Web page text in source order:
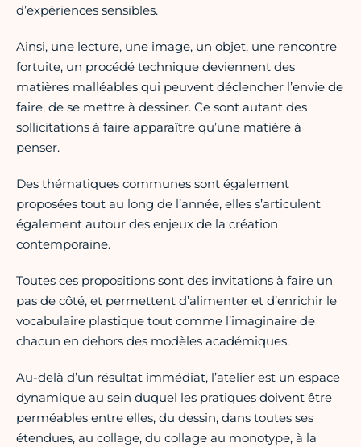
d’expériences sensibles.
Ainsi, une lecture, une image, un objet, une rencontre
fortuite, un procédé technique deviennent des
matières malléables qui peuvent déclencher l’envie de
faire, de se mettre à dessiner. Ce sont autant des
sollicitations à faire apparaître qu’une matière à
penser.
Des thématiques communes sont également
proposées tout au long de l’année, elles s’articulent
également autour des enjeux de la création
contemporaine.
Toutes ces propositions sont des invitations à faire un
pas de côté, et permettent d’alimenter et d’enrichir le
vocabulaire plastique tout comme l’imaginaire de
chacun en dehors des modèles académiques.
Au-delà d’un résultat immédiat, l’atelier est un espace
dynamique au sein duquel les pratiques doivent être
perméables entre elles, du dessin, dans toutes ses
étendues, au collage, du collage au monotype, à la